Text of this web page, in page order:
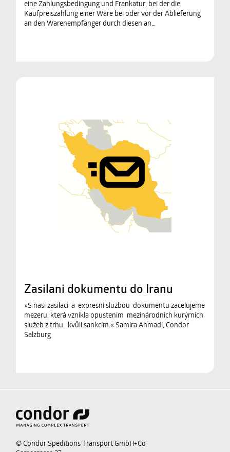
eine Zahlungsbedingung und Frankatur, bei der die
Kaufpreiszahlung einer Ware bei oder vor der Ablieferung
an den Warenempfänger durch diesen an…
Zasilani dokumentu do Iranu
»S nasi zasilaci a expresní službou dokumentu zacelujeme
mezeru, která vznikla opustenim mezinárodních kurýrních
služeb z trhu kvůli sankcím.« Samira Ahmadi, Condor
Salzburg
© Condor Speditions Transport GmbH+Co